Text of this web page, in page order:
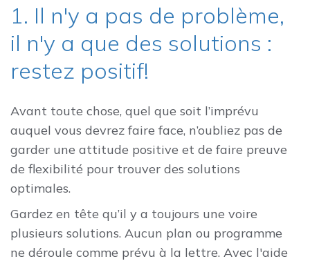
1. Il n'y a pas de problème,
il n'y a que des solutions :
restez positif!
Avant toute chose, quel que soit l’imprévu
auquel vous devrez faire face, n’oubliez pas de
garder une attitude positive et de faire preuve
de flexibilité pour trouver des solutions
optimales.
Gardez en tête qu’il y a toujours une voire
plusieurs solutions. Aucun plan ou programme
ne déroule comme prévu à la lettre. Avec l'aide